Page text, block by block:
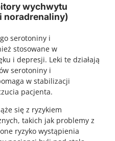
wychwytu
noradrenaliny)
serotoniny i
stosowane w
i depresji. Leki te działają
serotoniny i
w stabilizacji
pacjenta.
się z ryzykiem
takich jak problemy z
ryzyko wystąpienia